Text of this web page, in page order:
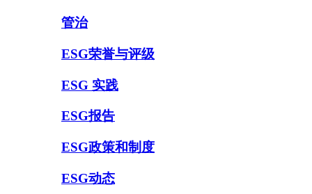
管治
ESG荣誉与评级
ESG 实践
ESG报告
ESG政策和制度
ESG动态